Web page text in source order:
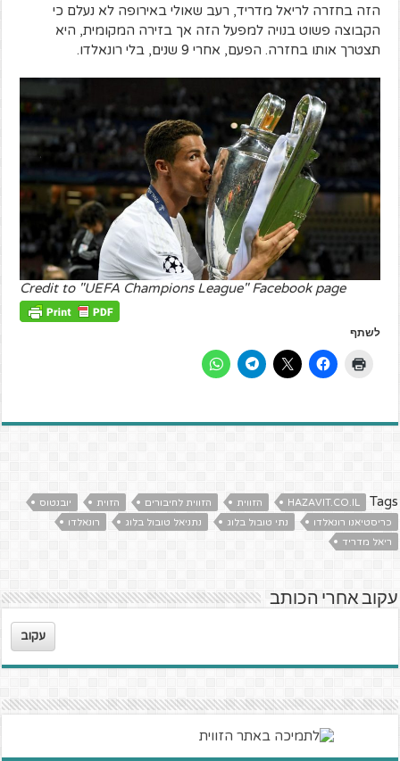
הזה בחזרה לריאל מדריד, רעב שאולי באירופה לא נעלם כי
הקבוצה פשוט בנויה למפעל הזה אך בזירה המקומית, היא
תצטרך אותו בחזרה. הפעם, אחרי 9 שנים, בלי רונאלדו.
Credit to "UEFA Champions League" Facebook page
לשתף
Tags
HAZAVIT.CO.IL הזווית הזווית לחיבורים הזוית
יובנטוס
כריסטיאנו רונאלדו
נתי טובול בלוג נתניאל טובול בלוג
רונאלדו
ריאל מדריד
עקוב אחרי הכותב
עקוב